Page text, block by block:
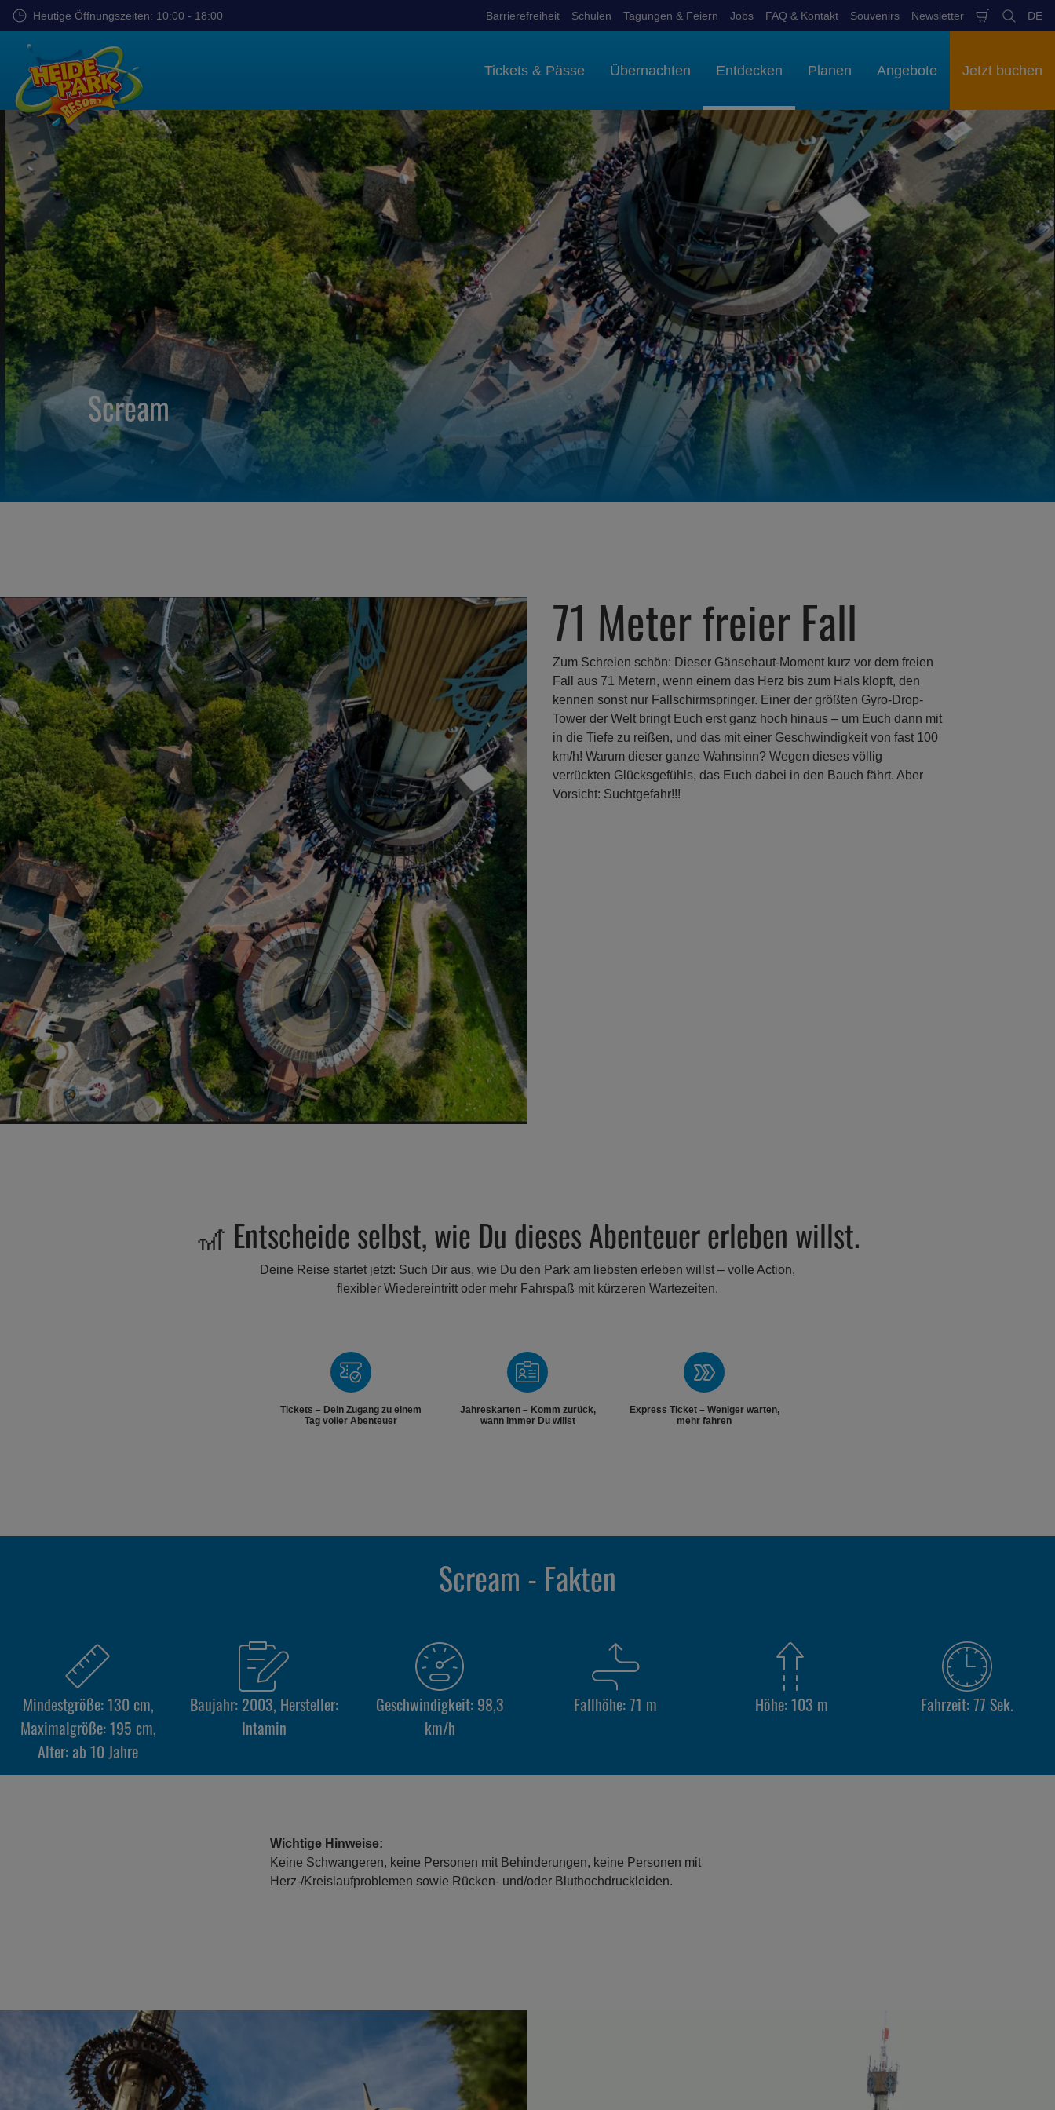
Zum
springen
Heutige Öffnungszeiten: 10:00 - 18:00 Barrierefreiheit Schulen Tagungen & Feiern Jobs FAQ & Kontakt Souvenirs Newsletter Warenkob
Suchen
DE
Tickets & Pässe Übernachten Entdecken Planen Angebote Jetzt buchen
Scream
71 Meter freier Fall
Zum Schreien schön: Dieser Gänsehaut-Moment kurz vor dem freien
Fall aus 71 Metern, wenn einem das Herz bis zum Hals klopft, den
kennen sonst nur Fallschirmspringer. Einer der größten Gyro-Drop-
Tower der Welt bringt Euch erst ganz hoch hinaus – um Euch dann mit
in die Tiefe zu reißen, und das mit einer Geschwindigkeit von fast 100
km/h! Warum dieser ganze Wahnsinn? Wegen dieses völlig
verrückten Glücksgefühls, das Euch dabei in den Bauch fährt. Aber
Vorsicht: Suchtgefahr!!!
🎢 Entscheide selbst, wie Du dieses Abenteuer erleben willst.
Deine Reise startet jetzt: Such Dir aus, wie Du den Park am liebsten erleben willst – volle Action,
flexibler Wiedereintritt oder mehr Fahrspaß mit kürzeren Wartezeiten.
Tickets – Dein Zugang zu einem
Tag voller Abenteuer
Jahreskarten – Komm zurück,
wann immer Du willst
Express Ticket – Weniger warten,
mehr fahren
Scream - Fakten
Mindestgröße: 130 cm,
Maximalgröße: 195 cm,
Alter: ab 10 Jahre
Baujahr: 2003, Hersteller:
Intamin
Geschwindigkeit: 98,3
km/h
Fallhöhe: 71 m Höhe: 103 m Fahrzeit: 77 Sek.
Wichtige Hinweise:
Keine Schwangeren, keine Personen mit Behinderungen, keine Personen mit
Herz-/Kreislaufproblemen sowie Rücken- und/oder Bluthochdruckleiden.